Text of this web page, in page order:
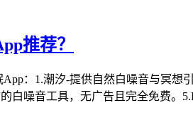
推荐？
：1.潮汐-提供自然白噪音与冥想
白噪音工具，无广告且完全免费。